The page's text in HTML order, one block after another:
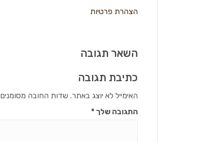
הצהרת פרטיות
השאר תגובה
כתיבת תגובה
האימייל לא יוצג באתר. שדות החובה
התגובה שלך*